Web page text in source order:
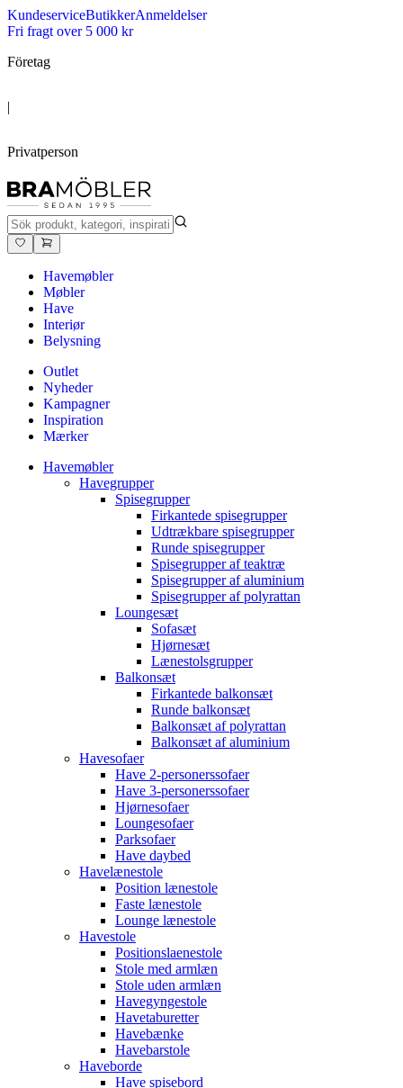
KundeserviceButikkerAnmeldelser
Fri fragt over 5 000 kr
Företag
|
Privatperson
Havemøbler
Møbler
Have
Interiør
Belysning
Outlet
Nyheder
Kampagner
Inspiration
Mærker
Havemøbler
Havegrupper
Spisegrupper
Firkantede spisegrupper
Udtrækbare spisegrupper
Runde spisegrupper
Spisegrupper af teaktræ
Spisegrupper af aluminium
Spisegrupper af polyrattan
Loungesæt
Sofasæt
Hjørnesæt
Lænestolsgrupper
Balkonsæt
Firkantede balkonsæt
Runde balkonsæt
Balkonsæt af polyrattan
Balkonsæt af aluminium
Havesofaer
Have 2-personerssofaer
Have 3-personerssofaer
Hjørnesofaer
Loungesofaer
Parksofaer
Have daybed
Havelænestole
Position lænestole
Faste lænestole
Lounge lænestole
Havestole
Positionslaenestole
Stole med armlæn
Stole uden armlæn
Havegyngestole
Havetaburetter
Havebænke
Havebarstole
Haveborde
Have spisebord